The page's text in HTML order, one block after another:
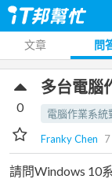
文章 問
多台電腦
電腦作業系統
Franky Chen
0
請問Windows 10